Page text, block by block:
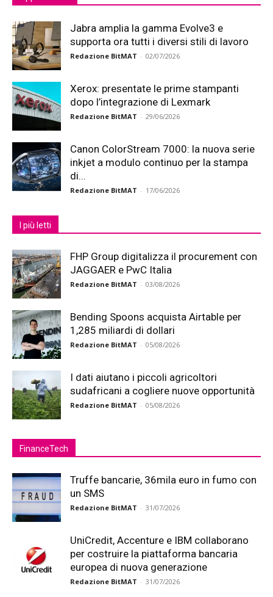
Jabra amplia la gamma Evolve3 e
supporta ora tutti i diversi stili di lavoro
Redazione BitMAT - 02/07/2026
Xerox: presentate le prime stampanti
dopo l’integrazione di Lexmark
Redazione BitMAT - 29/06/2026
Canon ColorStream 7000: la nuova serie
inkjet a modulo continuo per la stampa
di...
Redazione BitMAT - 17/06/2026
I più letti
FHP Group digitalizza il procurement con
JAGGAER e PwC Italia
Redazione BitMAT - 03/08/2026
Bending Spoons acquista Airtable per
1,285 miliardi di dollari
Redazione BitMAT - 05/08/2026
I dati aiutano i piccoli agricoltori
sudafricani a cogliere nuove opportunità
Redazione BitMAT - 05/08/2026
FinanceTech
Truffe bancarie, 36mila euro in fumo con
un SMS
Redazione BitMAT - 31/07/2026
UniCredit, Accenture e IBM collaborano
per costruire la piattaforma bancaria
europea di nuova generazione
Redazione BitMAT - 31/07/2026